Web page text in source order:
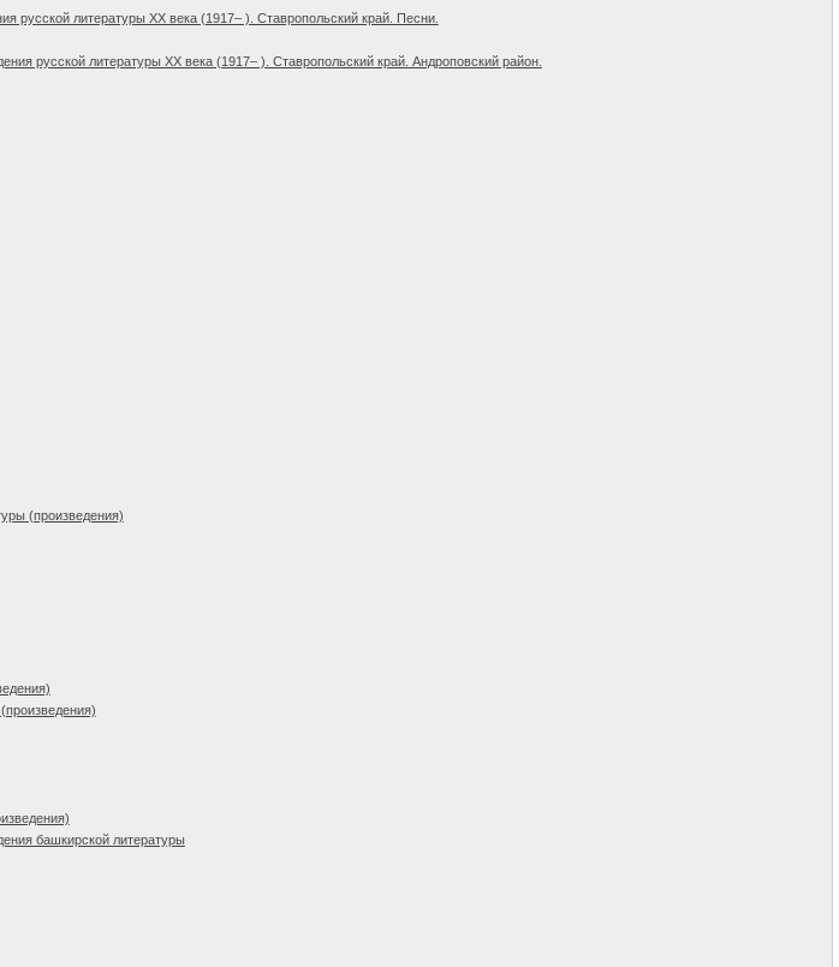
русской литературы XX века (1917– ). Ставропольский край. Песни.
русской литературы XX века (1917– ). Ставропольский край. Андроповский район.
(произведения)
башкирской литературы